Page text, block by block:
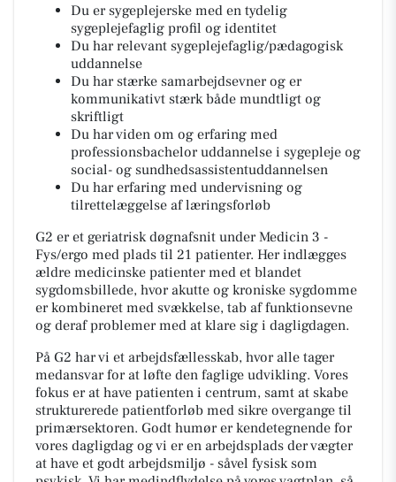
Du er sygeplejerske med en tydelig
sygeplejefaglig profil og identitet
Du har relevant sygeplejefaglig/pædagogisk
uddannelse
Du har stærke samarbejdsevner og er
kommunikativt stærk både mundtligt og
skriftligt
Du har viden om og erfaring med
professionsbachelor uddannelse i sygepleje og
social- og sundhedsassistentuddannelsen
Du har erfaring med undervisning og
tilrettelæggelse af læringsforløb
G2 er et geriatrisk døgnafsnit under Medicin 3 -
Fys/ergo med plads til 21 patienter. ​Her indlægges
ældre medicinske patienter med et blandet
sygdomsbillede, hvor akutte og kroniske sygdomme
er kombineret med svækkelse, tab af funktionsevne
og deraf problemer med at klare sig i dagligdagen.
På G2 har vi et arbejdsfællesskab, hvor alle tager
medansvar for at løfte den faglige udvikling. Vores
fokus er at have patienten i centrum, samt at skabe
strukturerede patientforløb med sikre overgange til
primærsektoren. Godt humør er kendetegnende for
vores dagligdag og vi er en arbejdsplads der vægter
at have et godt arbejdsmiljø - såvel fysisk som